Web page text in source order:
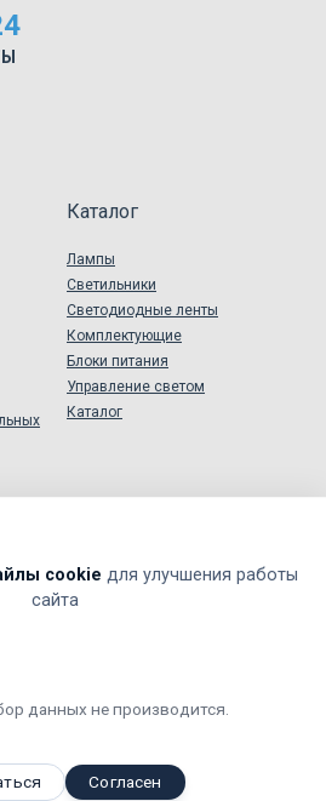
Каталог
Лампы
Светильники
Светодиодные ленты
Комплектующие
Блоки питания
Управление светом
Каталог
Согласие на обработку
WebMoney
cookie для улучшения работы
сайта
данных не производится.
Согласен